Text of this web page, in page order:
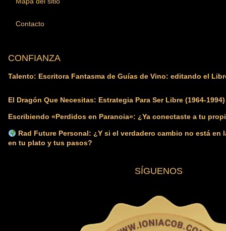
Contacto
CONFIANZA
Talento: Escritora Fantasma de Guías de Vino: editando el
El Dragón Que Necesitas: Estrategia Para Ser Libre (1964-1994)
Escribiendo «Perdidos en Paranoia»: ¿Ya conectaste a tu
Rad Future Personal: ¿Y si el verdadero cambio no está en
en tu plato y tus pasos?
SÍGUENOS